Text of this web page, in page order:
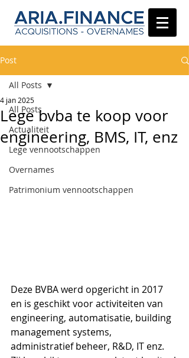
Post
All Posts
Actualiteit
Lege vennootschappen
Overnames
Patrimonium vennootschappen
All Posts
Lege bvba te koop voor
engineering, BMS, IT, enz
4 jan 2025
Deze BVBA werd opgericht in 2017
en is geschikt voor activiteiten van
engineering, automatisatie, building
management systems,
administratief beheer, R&D, IT enz.